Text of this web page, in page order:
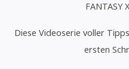
FANTASY
Diese Videoserie voller
ersten